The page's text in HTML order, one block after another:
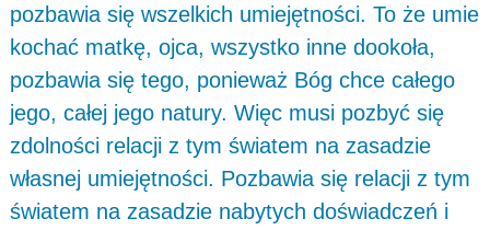
pozbawia się wszelkich umiejętności. To że umie
kochać matkę, ojca, wszystko inne dookoła,
pozbawia się tego, ponieważ Bóg chce całego
jego, całej jego natury. Więc musi pozbyć się
zdolności relacji z tym światem na zasadzie
własnej umiejętności. Pozbawia się relacji z tym
światem na zasadzie nabytych doświadczeń i